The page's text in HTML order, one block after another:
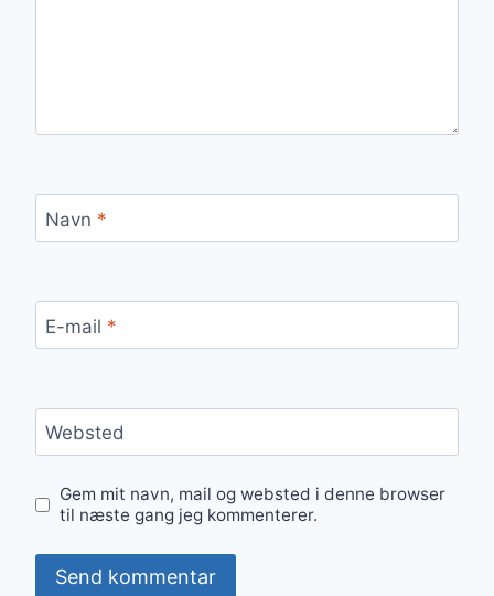
Navn *
E-mail *
Websted
Gem mit navn, mail og websted i denne browser
til næste gang jeg kommenterer.